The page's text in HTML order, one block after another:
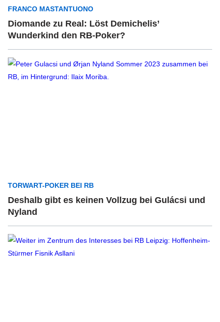
FRANCO MASTANTUONO
Diomande zu Real: Löst Demichelis’
Wunderkind den RB-Poker?
TORWART-POKER BEI RB
Deshalb gibt es keinen Vollzug bei Gulácsi und
Nyland